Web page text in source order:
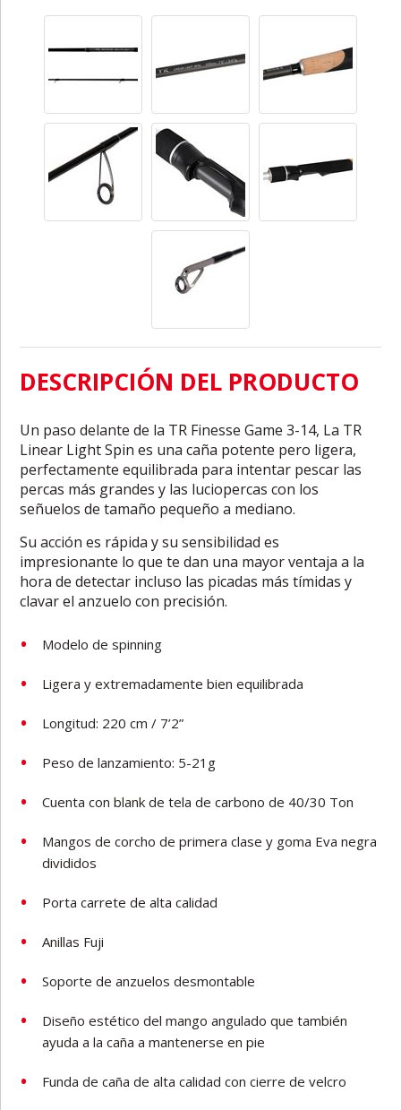
DESCRIPCIÓN DEL PRODUCTO
Un paso delante de la TR Finesse Game 3-14, La TR
Linear Light Spin es una caña potente pero ligera,
perfectamente equilibrada para intentar pescar las
percas más grandes y las luciopercas con los
señuelos de tamaño pequeño a mediano.
Su acción es rápida y su sensibilidad es
impresionante lo que te dan una mayor ventaja a la
hora de detectar incluso las picadas más tímidas y
clavar el anzuelo con precisión.
Modelo de spinning
Ligera y extremadamente bien equilibrada
Longitud: 220 cm / 7’2”
Peso de lanzamiento: 5-21g
Cuenta con blank de tela de carbono de 40/30 Ton
Mangos de corcho de primera clase y goma Eva negra
divididos
Porta carrete de alta calidad
Anillas Fuji
Soporte de anzuelos desmontable
Diseño estético del mango angulado que también
ayuda a la caña a mantenerse en pie
Funda de caña de alta calidad con cierre de velcro